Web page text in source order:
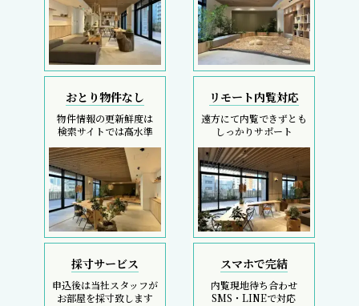
おとり物件なし
物件情報の更新鮮度は
検索サイトでは高水準
リモート内覧対応
遠方にて内覧できずとも
しっかりサポート
採寸サービス
申込後は当社スタッフが
お部屋を採寸致します
スマホで完結
内覧現地待ち合わせ
SMS・LINEで対応